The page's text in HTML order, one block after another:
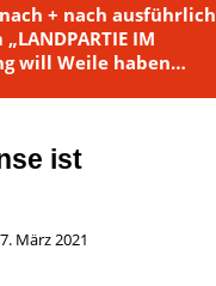
+ nach
IM
will Weile haben…
ist
März 2021